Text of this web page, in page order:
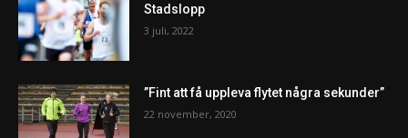
Stadslopp
3 juli, 2022
”Fint att få uppleva flytet några sekunder”
22 november, 2020